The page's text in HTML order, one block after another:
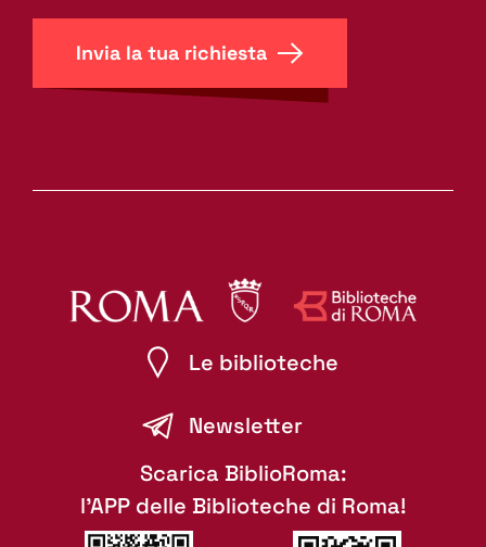
Invia la tua richiesta
Le biblioteche
Newsletter
Scarica BiblioRoma:
l'APP delle Biblioteche di Roma!